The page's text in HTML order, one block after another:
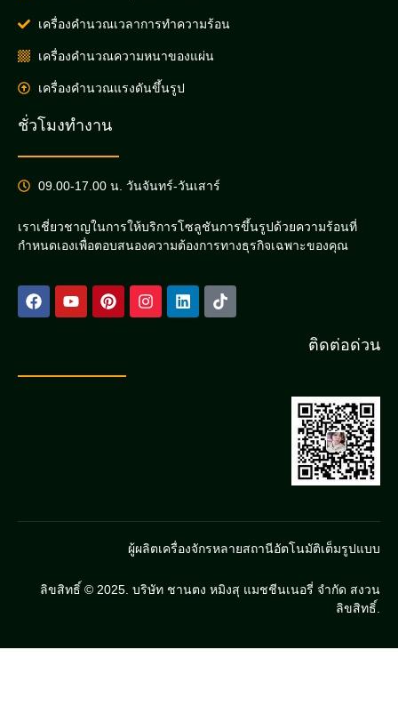
เครื่องคำนวณเวลาการทำความร้อน
เครื่องคำนวณความหนาของแผ่น
เครื่องคำนวณแรงดันขึ้นรูป
ชั่วโมงทำงาน
09.00-17.00 น. วันจันทร์-วันเสาร์
เราเชี่ยวชาญในการให้บริการโซลูชันการขึ้นรูปด้วยความร้อนที่
กำหนดเองเพื่อตอบสนองความต้องการทางธุรกิจเฉพาะของคุณ
ติดต่อด่วน
ผู้ผลิตเครื่องจักรหลายสถานีอัตโนมัติเต็มรูปแบบ
ลิขสิทธิ์ © 2025. บริษัท ชานตง หมิงสุ แมชชีนเนอรี่ จำกัด สงวน
ลิขสิทธิ์.